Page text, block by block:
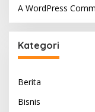
A WordPress
Kategori
Berita
Bisnis